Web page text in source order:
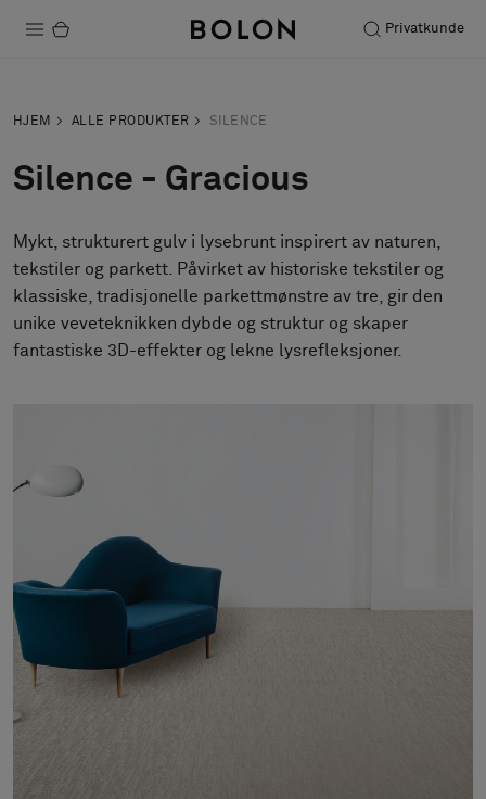
Privatkunde
Bærekraft
Installation
Vedlikehold
Om oss
Pattern Tile Tool
Image & Material Bank
HJEM ALLE PRODUKTER SILENCE
Silence - Gracious
Mykt, strukturert gulv i lysebrunt inspirert av naturen,
tekstiler og parkett. Påvirket av historiske tekstiler og
klassiske, tradisjonelle parkettmønstre av tre, gir den
unike veveteknikken dybde og struktur og skaper